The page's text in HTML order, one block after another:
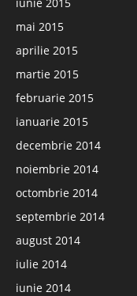
mai 2015
aprilie 2015
martie 2015
februarie 2015
ianuarie 2015
decembrie 2014
noiembrie 2014
octombrie 2014
septembrie 2014
august 2014
iulie 2014
iunie 2014